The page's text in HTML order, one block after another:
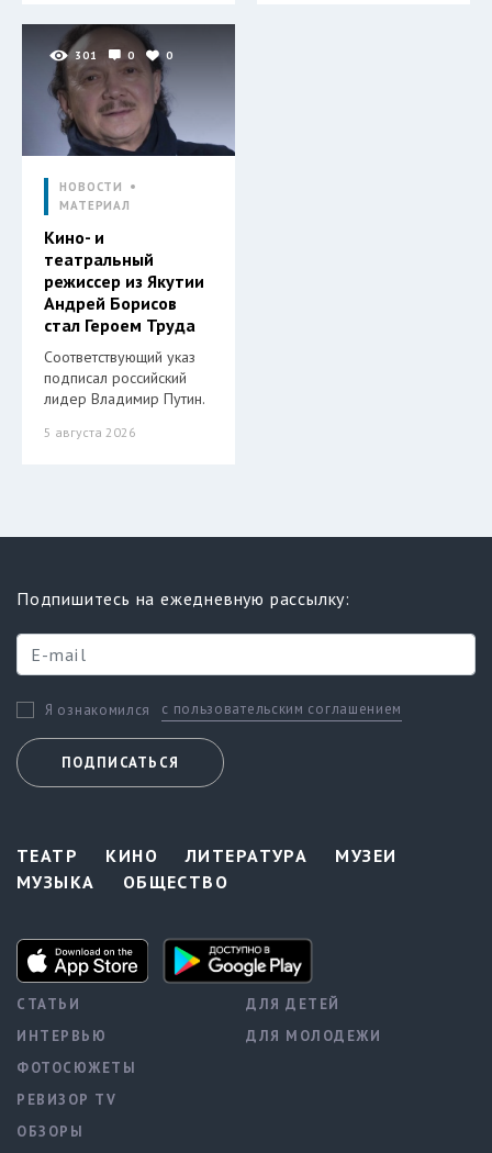
301 0 0
НОВОСТИ
МАТЕРИАЛ
Кино- и
театральный
режиссер из Якутии
Андрей Борисов
стал Героем Труда
Соответствующий указ
подписал российский
лидер Владимир Путин.
5 августа 2026
Подпишитесь на ежедневную рассылку:
Я ознакомился с пользовательским соглашением
ПОДПИСАТЬСЯ
ТЕАТР КИНО ЛИТЕРАТУРА
МУЗЕИ
МУЗЫКА
ОБЩЕСТВО
СТАТЬИ
ИНТЕРВЬЮ
ФОТОСЮЖЕТЫ
РЕВИЗОР TV
ОБЗОРЫ
ДЛЯ ДЕТЕЙ
ДЛЯ МОЛОДЕЖИ